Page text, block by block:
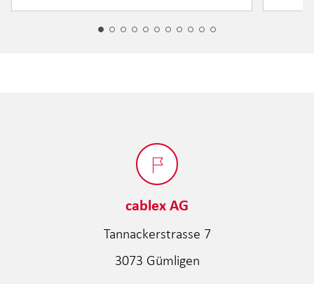
cablex AG
Tannackerstrasse 7
3073 Gümligen